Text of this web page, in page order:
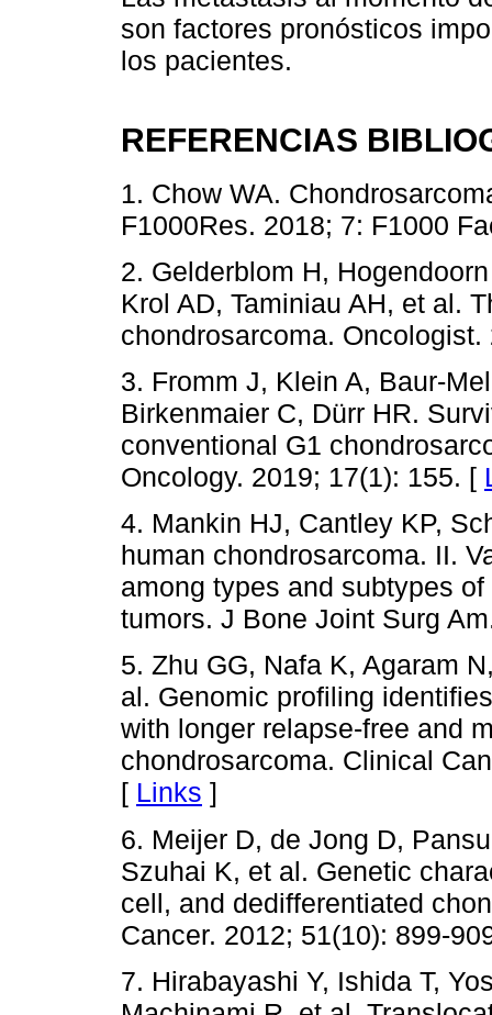
son factores pronósticos
los pacientes.
REFERENCIAS
1. Chow WA.
F1000Res. 2018; 7: F1000
2. Gelderblom H,
Krol AD, Taminiau AH, et al.
chondrosarcoma.
3. Fromm J, Klein A, Baur-
Birkenmaier C, Dürr HR.
conventional G1
Oncology. 2019; 17(1): 155. [
4. Mankin HJ, Cantley KP,
human chondrosarcoma. II.
among types and subtypes
tumors. J Bone Joint Surg
5. Zhu GG, Nafa K, Agaram
al. Genomic profiling
with longer relapse-free and
chondrosarcoma. Clinical
[ Links ]
6. Meijer D, de Jong D,
Szuhai K, et al. Genetic
cell, and dedifferentiated
Cancer. 2012; 51(10): 899-
7. Hirabayashi Y, Ishida T,